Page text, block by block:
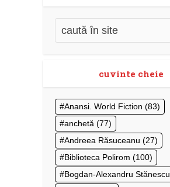
cuvinte cheie
Anansi. World Fiction (83)
anchetă (77)
Andreea Răsuceanu (27)
Biblioteca Polirom (100)
Bogdan-Alexandru Stănescu